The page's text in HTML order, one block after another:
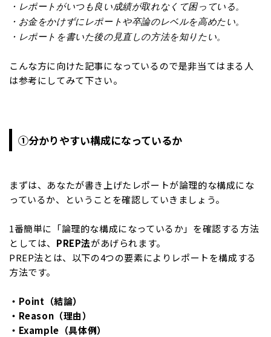
・レポートがいつも良い成績が取れなくて困っている。
・お金をかけずにレポートや卒論のレベルを高めたい。
・レポートを書いた後の見直しの方法を知りたい。
こんな方に向けた記事になっているので是非当てはまる人
は参考にしてみて下さい。
①分かりやすい構成になっているか
まずは、あなたが書き上げたレポートが論理的な構成にな
っているか、ということを確認していきましょう。
1番簡単に「論理的な構成になっているか」を確認する方法
としては、 PREP法があげられます。
PREP法とは、以下の4つの要素によりレポートを構成する
方法です。
・Point（結論）
・Reason（理由）
・Example（具体例）